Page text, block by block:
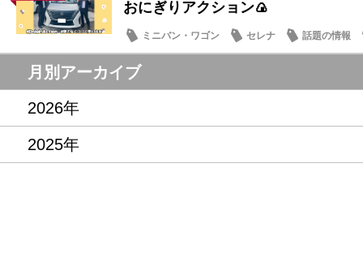
おにぎりアクション🍙
ミニバン・ワゴン セレナ 話題の情報
月別アーカイブ
2026年
2025年